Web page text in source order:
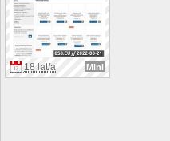
18 lat/a Mini